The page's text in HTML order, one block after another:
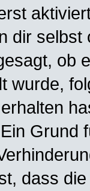
dir selbst
ob
wurde,
Grund
dass